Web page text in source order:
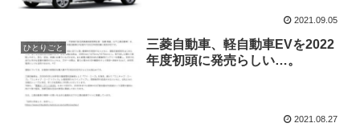
2021.09.05
ひとりごと
三菱自動車、軽自動車EVを2022
年度初頭に発売らしい…。
2021.08.27